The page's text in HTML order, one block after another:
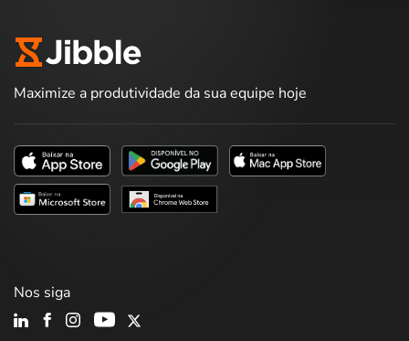
Maximize a produtividade da sua equipe hoje
Nos siga